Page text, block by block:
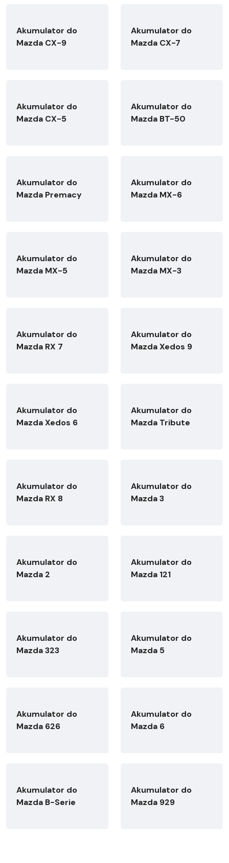
Akumulator do
Mazda CX-9
Akumulator do
Mazda CX-7
Akumulator do
Mazda CX-5
Akumulator do
Mazda BT-50
Akumulator do
Mazda Premacy
Akumulator do
Mazda MX-6
Akumulator do
Mazda MX-5
Akumulator do
Mazda MX-3
Akumulator do
Mazda RX 7
Akumulator do
Mazda Xedos 9
Akumulator do
Mazda Xedos 6
Akumulator do
Mazda Tribute
Akumulator do
Mazda RX 8
Akumulator do
Mazda 3
Akumulator do
Mazda 2
Akumulator do
Mazda 121
Akumulator do
Mazda 323
Akumulator do
Mazda 5
Akumulator do
Mazda 626
Akumulator do
Mazda 6
Akumulator do
Mazda B-Serie
Akumulator do
Mazda 929